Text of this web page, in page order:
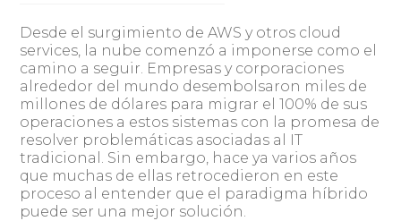
Desde el surgimiento de AWS y otros cloud
services, la nube comenzó a imponerse como el
camino a seguir. Empresas y corporaciones
alrededor del mundo desembolsaron miles de
millones de dólares para migrar el 100% de sus
operaciones a estos sistemas con la promesa de
resolver problemáticas asociadas al IT
tradicional. Sin embargo, hace ya varios años
que muchas de ellas retrocedieron en este
proceso al entender que el paradigma híbrido
puede ser una mejor solución.